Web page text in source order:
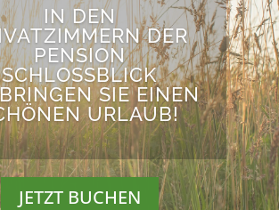
IN DEN
DER
PENSION
SCHLOSSBLICK
SIE EINEN
URLAUB!
JETZT BUCHEN